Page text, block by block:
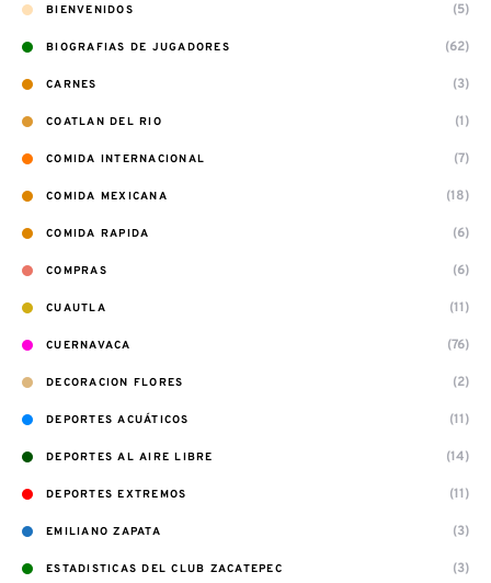
BIENVENIDOS (5)
BIOGRAFIAS DE JUGADORES (62)
CARNES (3)
COATLAN DEL RIO (1)
COMIDA INTERNACIONAL (7)
COMIDA MEXICANA (18)
COMIDA RAPIDA (6)
COMPRAS (6)
CUAUTLA (11)
CUERNAVACA (76)
DECORACION FLORES (2)
DEPORTES ACUÁTICOS (11)
DEPORTES AL AIRE LIBRE (14)
DEPORTES EXTREMOS (11)
EMILIANO ZAPATA (3)
ESTADISTICAS DEL CLUB ZACATEPEC (3)